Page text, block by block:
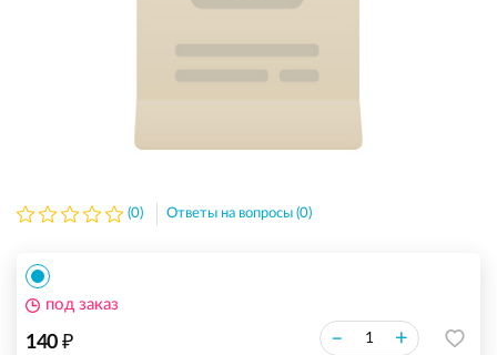
(0) Ответы на вопросы (0)
140 ₽ – +
под заказ